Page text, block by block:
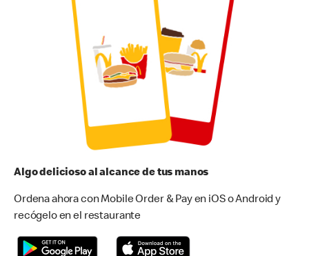
Algo delicioso al alcance de tus manos
Ordena ahora con Mobile Order & Pay en iOS o Android y
recógelo en el restaurante